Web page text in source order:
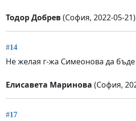
Тодор Добрев(София, 2022-05-21)
#14
Не желая г-жа Симеонова да
Елисавета Маринова (София,
#17